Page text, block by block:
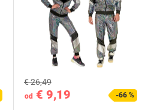
od € 9,19
€ 26,49
-66 %